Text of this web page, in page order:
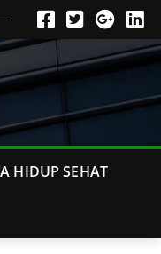
HIDUP SEHAT